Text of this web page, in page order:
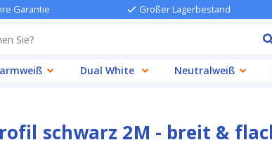
Garantie Großer Lagerbestand
Dual White Neutralweiß
schwarz 2M - breit &